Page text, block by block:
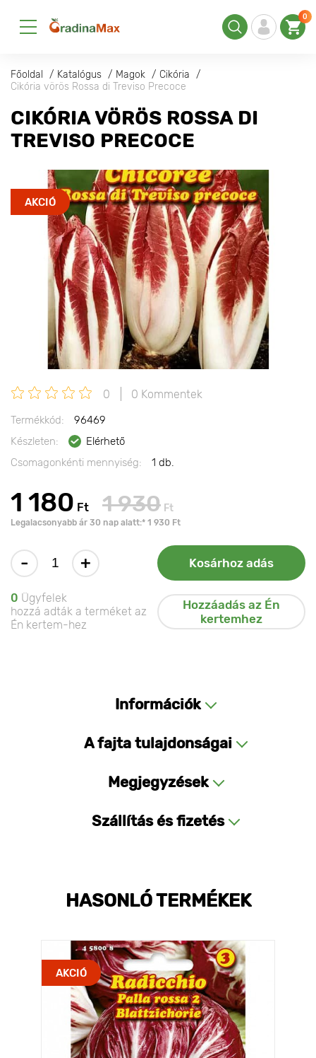
0
Főoldal Katalógus Magok
Cikória
Cikória vörös Rossa di Treviso Precoce
CIKÓRIA VÖRÖS ROSSA DI
TREVISO PRECOCE
AKCIÓ
0 0 Kommentek
Termékkód:
96469
Készleten:
Elérhető
Csomagonkénti mennyiség:
1 db.
1 180 Ft 1 930 Ft
Legalacsonyabb ár 30 nap alatt:* 1 930 Ft
- + Kosárhoz adás
0 Ügyfelek
hozzá adták a terméket az
Én kertem-hez
Hozzáadás az Én
kertemhez
Információk
A fajta tulajdonságai
Megjegyzések
Szállítás és fizetés
HASONLÓ TERMÉKEK
AKCIÓ